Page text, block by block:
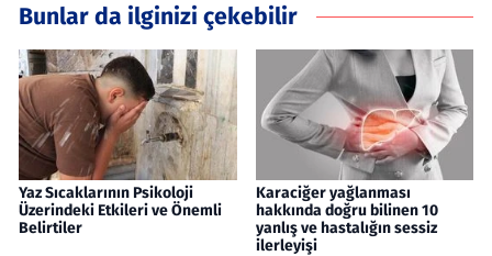
Bunlar da ilginizi çekebilir
Yaz Sıcaklarının Psikoloji
Üzerindeki Etkileri ve Önemli
Belirtiler
Karaciğer yağlanması
hakkında doğru bilinen 10
yanlış ve hastalığın sessiz
ilerleyişi